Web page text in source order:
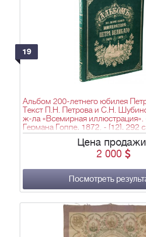
19
Альбом 200-летнего юбилея
Текст П.Н. Петрова и С.Н.
ж-ла «Всемирная
Германа Гоппе, 1872. - [12], 292
40,5х32 см.
Цена
2 000
Посмотреть